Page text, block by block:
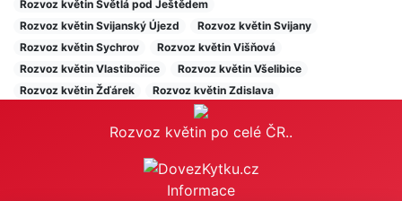
Rozvoz květin Světlá pod Ještědem
Rozvoz květin Svijanský Újezd
Rozvoz květin Svijany
Rozvoz květin Sychrov
Rozvoz květin Višňová
Rozvoz květin Vlastibořice
Rozvoz květin Všelibice
Rozvoz květin Žďárek
Rozvoz květin Zdislava
Rozvoz květin po celé ČR..
Informace